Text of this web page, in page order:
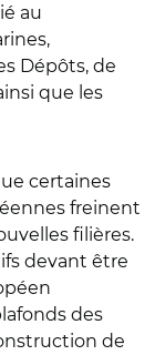
au
Dépôts, de
que les
certaines
freinent
filières.
devant être
des
de